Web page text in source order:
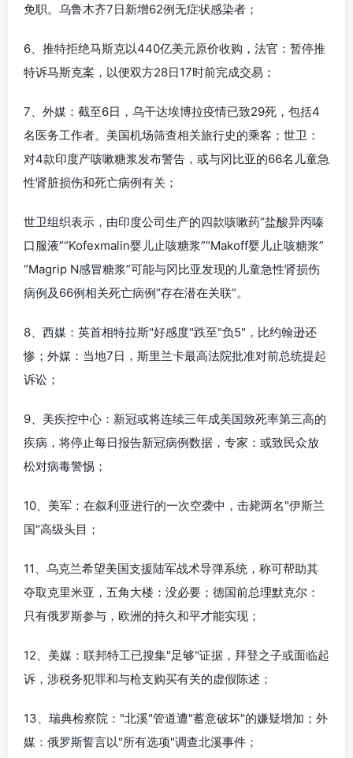
免职。乌鲁木齐7日新增62例无症状感染者；
6、推特拒绝马斯克以440亿美元原价收购，法官：暂停推
特诉马斯克案，以便双方28日17时前完成交易；
7、外媒：截至6日，乌干达埃博拉疫情已致29死，包括4
名医务工作者。美国机场筛查相关旅行史的乘客；世卫：
对4款印度产咳嗽糖浆发布警告，或与冈比亚的66名儿童急
性肾脏损伤和死亡病例有关；
世卫组织表示，由印度公司生产的四款咳嗽药“盐酸异丙嗪
口服液”“Kofexmalin婴儿止咳糖浆”“Makoff婴儿止咳糖浆”
“Magrip N感冒糖浆”可能与冈比亚发现的儿童急性肾损伤
病例及66例相关死亡病例“存在潜在关联”。
8、西媒：英首相特拉斯"好感度"跌至"负5"，比约翰逊还
惨；外媒：当地7日，斯里兰卡最高法院批准对前总统提起
诉讼；
9、美疾控中心：新冠或将连续三年成美国致死率第三高的
疾病，将停止每日报告新冠病例数据，专家：或致民众放
松对病毒警惕；
10、美军：在叙利亚进行的一次空袭中，击毙两名"伊斯兰
国"高级头目；
11、乌克兰希望美国支援陆军战术导弹系统，称可帮助其
夺取克里米亚，五角大楼：没必要；德国前总理默克尔：
只有俄罗斯参与，欧洲的持久和平才能实现；
12、美媒：联邦特工已搜集"足够"证据，拜登之子或面临起
诉，涉税务犯罪和与枪支购买有关的虚假陈述；
13、瑞典检察院："北溪"管道遭"蓄意破坏"的嫌疑增加；外
媒：俄罗斯誓言以"所有选项"调查北溪事件；